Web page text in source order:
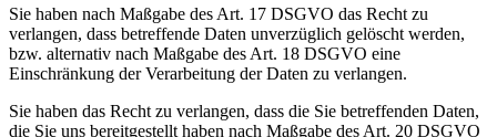
Sie haben nach Maßgabe des Art. 17 DSGVO das Recht zu
verlangen, dass betreffende Daten unverzüglich gelöscht werden,
bzw. alternativ nach Maßgabe des Art. 18 DSGVO eine
Einschränkung der Verarbeitung der Daten zu verlangen.
Sie haben das Recht zu verlangen, dass die Sie betreffenden Daten,
die Sie uns bereitgestellt haben nach Maßgabe des Art. 20 DSGVO